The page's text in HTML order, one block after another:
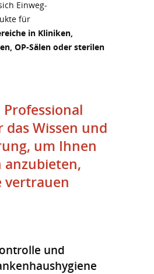
Einweg-
für
in Kliniken,
OP-Sälen oder sterilen
Professional
das Wissen und
um Ihnen
anzubieten,
vertrauen
und